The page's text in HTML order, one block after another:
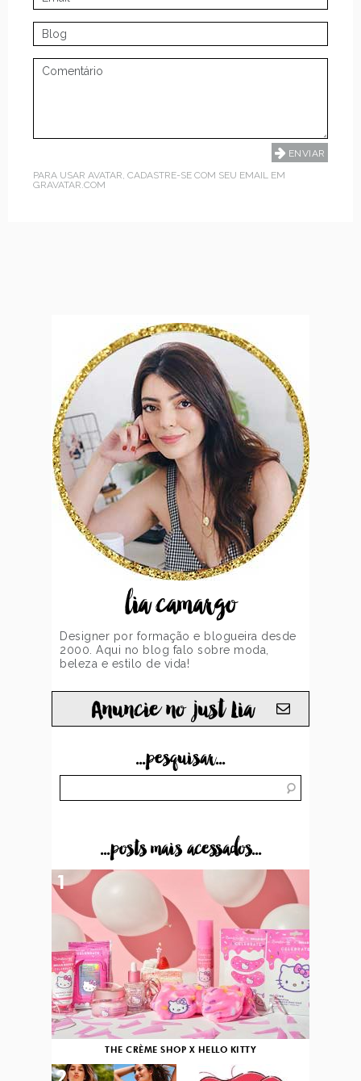
PARA USAR AVATAR, CADASTRE-SE COM SEU EMAIL EM
GRAVATAR.COM
lia camargo
Designer por formação e blogueira desde
2000. Aqui no blog falo sobre moda,
beleza e estilo de vida!
Anuncie no just Lia
...pesquisar...
...posts mais acessados...
THE CRÈME SHOP X HELLO KITTY
1